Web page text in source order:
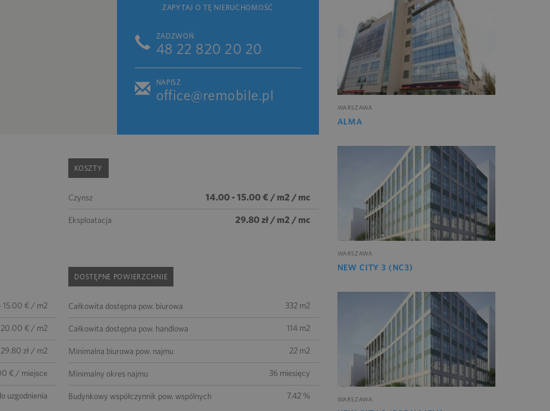
ZAPYTAJ O TĘ NIERUCHOMOŚĆ
ZADZWOŃ
48 22 820 20 20
NAPISZ
office@remobile.pl
KOSZTY
Czynsz 14.00 - 15.00 € / m2 / mc
Eksploatacja 29.80 zł / m2 / mc
15.00 € / m2
20.00 € / m2
29.80 zł / m2
€ / miejsce
uzgodnienia
DOSTĘPNE POWIERZCHNIE
Całkowita dostępna pow. biurowa 332 m2
Całkowita dostępna pow. handlowa 114 m2
Minimalna biurowa pow. najmu 22 m2
Minimalny okres najmu 36 miesięcy
Budynkowy współczynnik pow. wspólnych 7.42 %
WARSZAWA
ALMA
WARSZAWA
NEW CITY 3 (NC3)
WARSZAWA